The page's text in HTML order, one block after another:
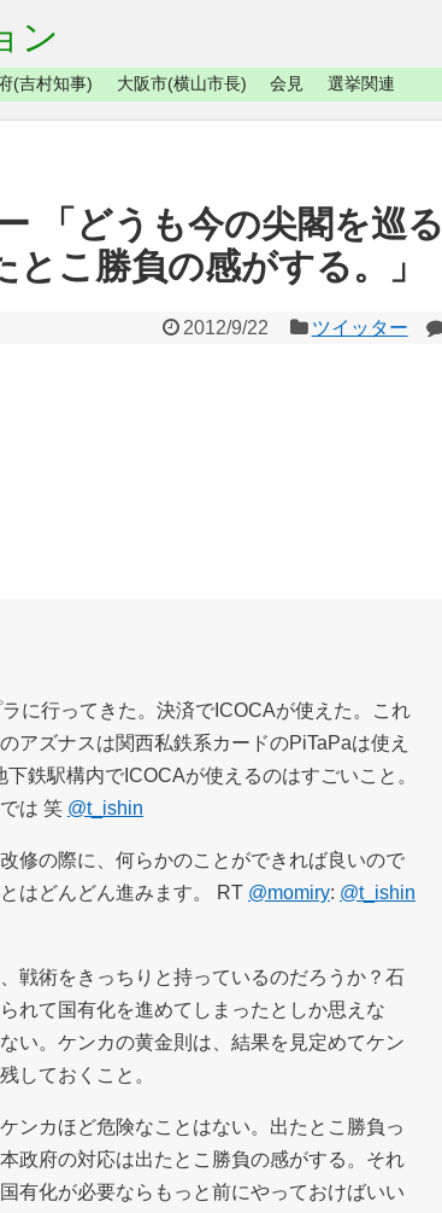
ン
(吉村知事) 大阪市(横山市長) 会見 選挙関連
「どうも今の尖閣を巡る
とこ勝負の感がする。」
2012/9/22 ツイッター
に行ってきた。決済でICOCAが使えた。これ
アズナスは関西私鉄系カードのPiTaPaは使え
鉄駅構内でICOCAが使えるのはすごいこと。
は 笑 @t_ishin
修の際に、何らかのことができれば良いので
はどんどん進みます。 RT @momiry: @t_ishin
戦術をきっちりと持っているのだろうか？石
れて国有化を進めてしまったとしか思えな
い。ケンカの黄金則は、結果を見定めてケン
しておくこと。
ンカほど危険なことはない。出たとこ勝負っ
政府の対応は出たとこ勝負の感がする。それ
有化が必要ならもっと前にやっておけばいい